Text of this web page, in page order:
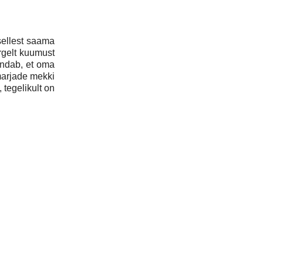
saama
kuumust
et oma
mekki
tegelikult on